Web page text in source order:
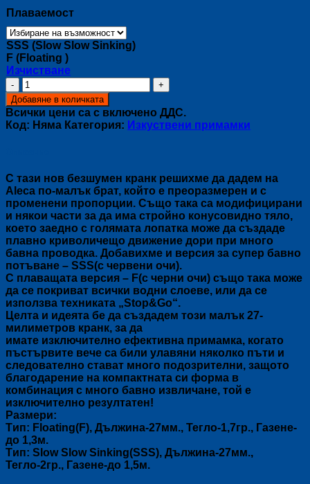
Плаваемост
SSS (Slow Slow Sinking)
F (Floating )
Изчистване
количество
за
HERAKLES:
ALECA
27
Добавяне в количката
Всички цени са с включено ДДС.
Код: Няма Категория: Изкуствени примамки
С тази нов безшумен кранк решихме да дадем на
Aleca по-малък брат, който е преоразмерен и с
променени пропорции. Също така са модифицирани
и някои части за да има стройно конусовидно тяло,
което заедно с голямата лопатка може да създаде
плавно криволичещо движение дори при много
бавна проводка. Добавихме и версия за супер бавно
потъване – SSS(с червени очи).
С плаващата версия – F(с черни очи) също така може
да се покриват всички водни слоеве, или да се
използва техниката „Stop&Go“.
Целта и идеята бе да създадем този малък 27-
милиметров кранк, за да
имате изключително ефективна примамка, когато
пъстървите вече са били улавяни няколко пъти и
следователно стават много подозрителни, защото
благодарение на компактната си форма в
комбинация с много бавно извличане, той е
изключително резултатен!
Размери:
Tип: Floating(F), Дължина-27мм., Тегло-1,7гр., Газене-
до 1,3м.
Tип: Slow Slow Sinking(SSS), Дължина-27мм.,
Тегло-2гр., Газене-до 1,5м.